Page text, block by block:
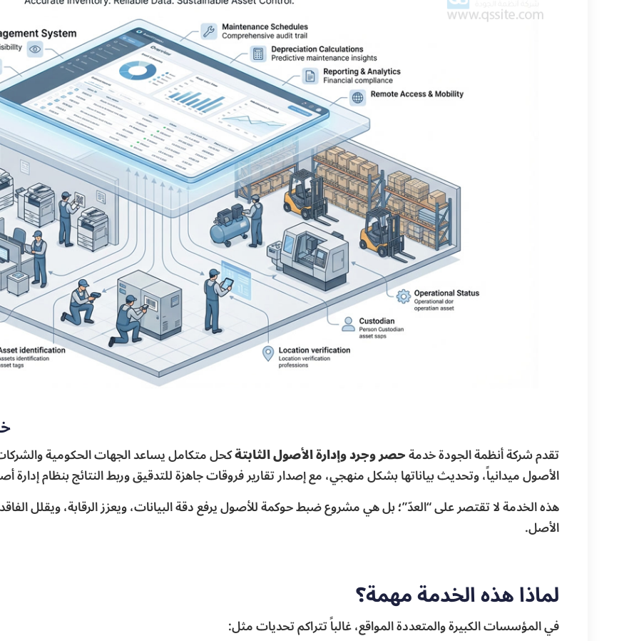
تقدم شركة أنظمة الجودة خدمةحصر وجرد وإدارة الأصول الثابتةكحل متكامل يساعد الجهات الحكومية
الأصول ميدانياً، وتحديث بياناتها بشكل منهجي، مع إصدار تقارير فروقات جاهزة للتدقيق وربط النتائج بنظام إدارة
هذه الخدمة لا تقتصر على “العدّ”؛ بل هي مشروع ضبط حوكمة للأصول يرفع دقة البيانات، ويعزز الرقابة، ويقلل
الأصل.
لماذا هذه الخدمة مهمة؟
في المؤسسات الكبيرة والمتعددة المواقع، غالباً تتراكم تحديات مثل: